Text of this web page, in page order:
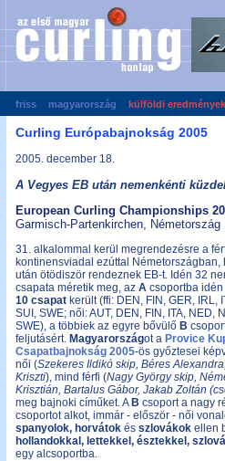
friss magyarország külföldi eredmények
Curling Európabajnokság 2005
2005. december 18.
A Vegyes EB után nemenkénti
European Curling Championships
Garmisch-Partenkirchen, Németország
31. alkalommal kerül megrendezésre a
kontinensviadal ezúttal Németországban,
után ötödiször rendeznek EB-t. Idén 32
csapata méretik meg, az Acsoportba
10 csapatkerült (ffi: DEN, FIN, GER, IRL,
SUI, SWE; női: AUT, DEN, FIN, ITA, NED,
SWE), a többiek az egyre bővülő B
feljutásért. Magyarországot a Provice
Csapatbajnokság 2005-ös győztesei
női (Szekeres Ildikó skip, Béres
Kriszti), mind férfi (Nagy György skip,
Krisztián, Bartalus Gábor, Jakab Zoltán
meg bajnoki címűket. A B csoport a nagy
csoportot alkot, immár - először - női
spanyolok, horvátok ésszlovákokellen
hollandokkal, lettekkel, észtekkel,
egy alcsoportba.